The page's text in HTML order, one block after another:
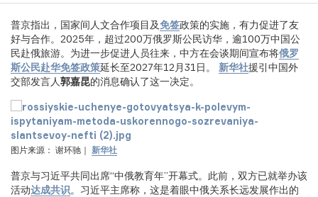
普京指出，国家间人文合作项目及免签政策的实施，有力促进了友
好与合作。2025年，超过200万俄罗斯公民访华，逾100万中国公
民赴俄旅游。为进一步促进人员往来，中方在会谈期间宣布将俄罗
斯公民赴华免签政策延长至2027年12月31日。 新华社援引中国外
交部发言人郭嘉昆的消息确认了这一决定。
图片来源： 谢环驰｜ 新华社
普京与习近平共同出席“中俄教育年”开幕式。此前，双方已就举办该
活动达成共识。习近平主席称，这是着眼中俄关系长远发展作出的